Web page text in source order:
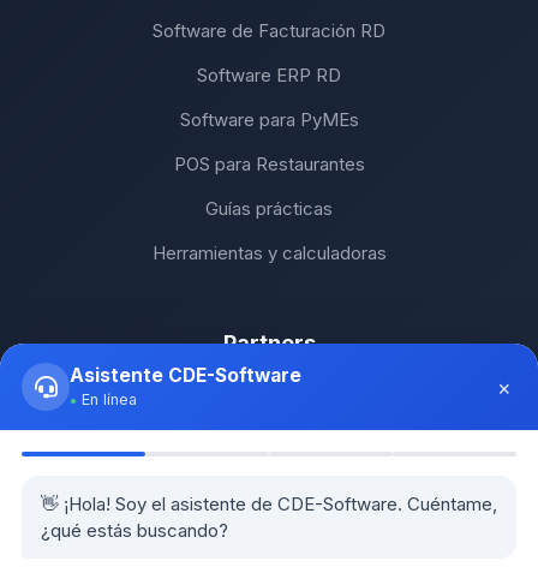
Software de Facturación RD
Software ERP RD
Software para PyMEs
POS para Restaurantes
Guías prácticas
Herramientas y calculadoras
Partners
Cethi PC - Bávaro
Asistente CDE-Software
En línea ×
👋 ¡Hola! Soy el asistente de CDE-Software. Cuéntame,
¿qué estás buscando?